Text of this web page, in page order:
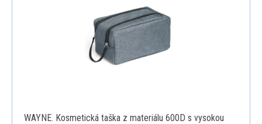
WAYNE. Kosmetická taška z materiálu 600D s vysokou